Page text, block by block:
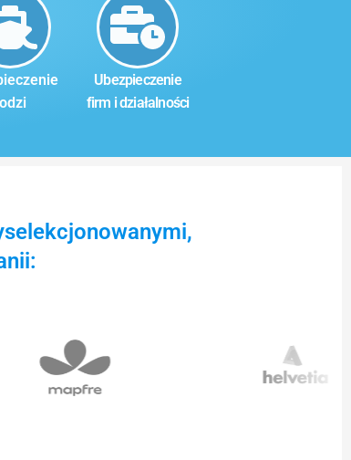
Ubezpieczenie
firm i działalności